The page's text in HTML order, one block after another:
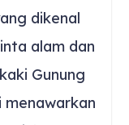
dikenal
alam dan
Gunung
menawarkan